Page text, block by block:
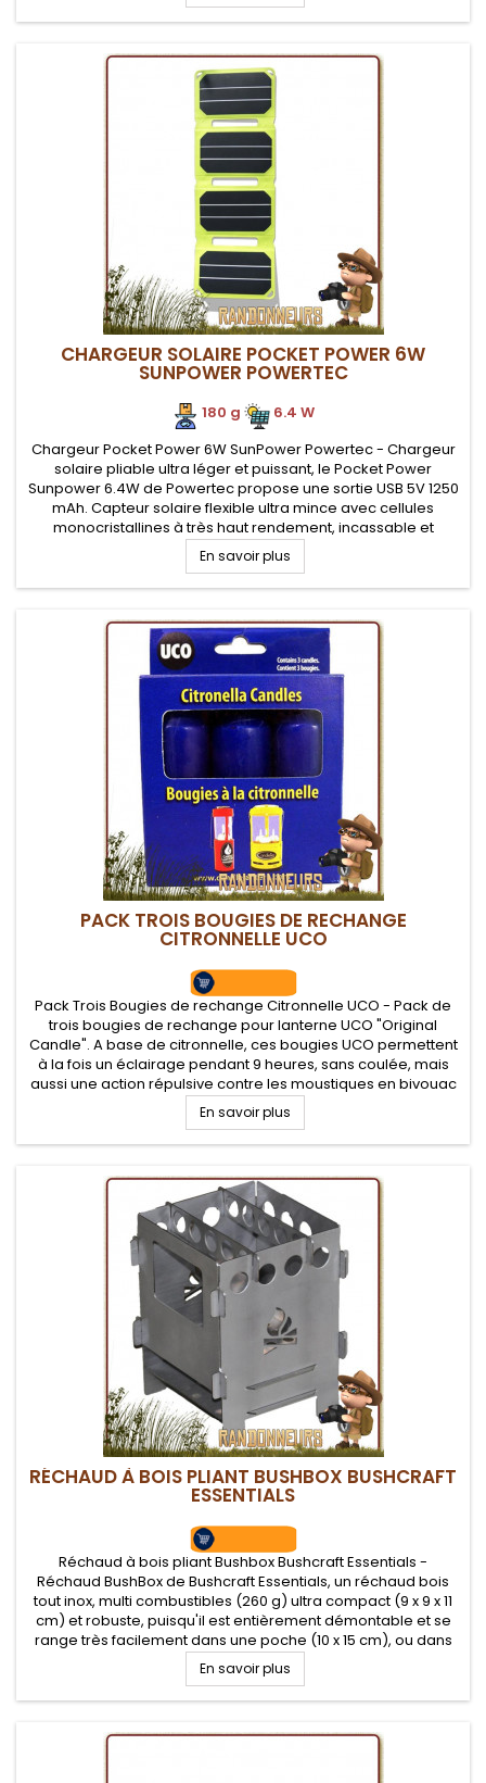
CHARGEUR SOLAIRE POCKET POWER 6W
SUNPOWER POWERTEC
180 g . 6.4 W
Chargeur Pocket Power 6W SunPower Powertec - Chargeur
solaire pliable ultra léger et puissant, le Pocket Power
Sunpower 6.4W de Powertec propose une sortie USB 5V 1250
mAh. Capteur solaire flexible ultra mince avec cellules
monocristallines à très haut rendement, incassable et
imperméable pour randonner léger. Ultra compact, les
volets se replient pour un...
En savoir plus
PACK TROIS BOUGIES DE RECHANGE
CITRONNELLE UCO
Pack Trois Bougies de rechange Citronnelle UCO - Pack de
trois bougies de rechange pour lanterne UCO "Original
Candle". A base de citronnelle, ces bougies UCO permettent
à la fois un éclairage pendant 9 heures, sans coulée, mais
aussi une action répulsive contre les moustiques en bivouac
bushcraft
En savoir plus
RÉCHAUD À BOIS PLIANT BUSHBOX BUSHCRAFT
ESSENTIALS
Réchaud à bois pliant Bushbox Bushcraft Essentials -
Réchaud BushBox de Bushcraft Essentials, un réchaud bois
tout inox, multi combustibles (260 g) ultra compact (9 x 9 x 11
cm) et robuste, puisqu'il est entièrement démontable et se
range très facilement dans une poche (10 x 15 cm), ou dans
un kit de survie
En savoir plus